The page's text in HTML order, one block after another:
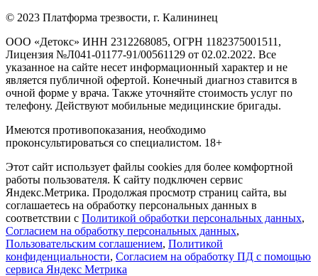
© 2023 Платформа трезвости, г. Калининец
ООО «Детокс» ИНН 2312268085, ОГРН 1182375001511,
Лицензия №Л041-01177-91/00561129 от 02.02.2022. Все
указанное на сайте несет информационный характер и не
является публичной офертой. Конечный диагноз ставится в
очной форме у врача. Также уточняйте стоимость услуг по
телефону. Действуют мобильные медицинские бригады.
Имеются противопоказания, необходимо
проконсультироваться со специалистом. 18+
Этот сайт использует файлы cookies для более комфортной
работы пользователя. К сайту подключен сервис
Яндекс.Метрика. Продолжая просмотр страниц сайта, вы
соглашаетесь на обработку персональных данных в
соответствии с Политикой обработки персональных данных,
Согласием на обработку персональных данных,
Пользовательским соглашением, Политикой
конфиденциальности, Согласием на обработку ПД с помощью
сервиса Яндекс Метрика